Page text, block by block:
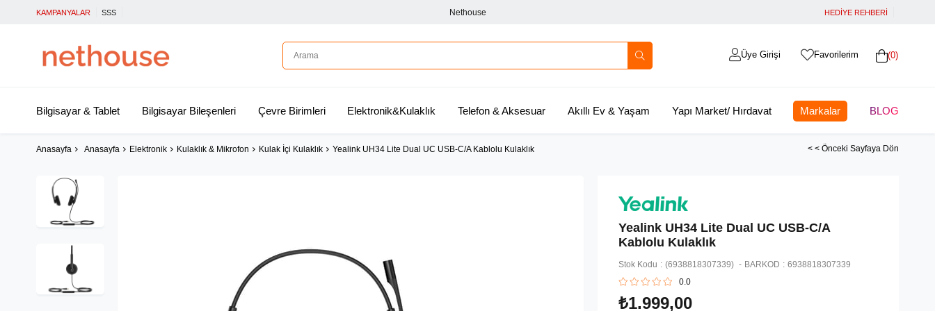
KAMPANYALAR SSS Nethouse HEDİYE REHBERİ
0
Favorilerim
Üye Girişi
Bilgisayar & Tablet Bilgisayar Bileşenleri Çevre Birimleri Elektronik&Kulaklık Telefon & Aksesuar Akıllı Ev & Yaşam Yapı Market/ Hırdavat Markalar BLOG
Anasayfa Anasayfa Elektronik Kulaklık & Mikrofon Kulak İçi Kulaklık Yealink UH34 Lite Dual UC USB-C/A Kablolu Kulaklık < < Önceki Sayfaya Dön
Yealink UH34 Lite Dual UC USB-C/A
Kablolu Kulaklık
Stok Kodu (6938818307339) BARKOD : 6938818307339
0.0
₺1.999,00